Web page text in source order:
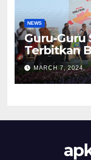
NEWS
Guru-Guru
Terbitkan
MARCH 7, 2024